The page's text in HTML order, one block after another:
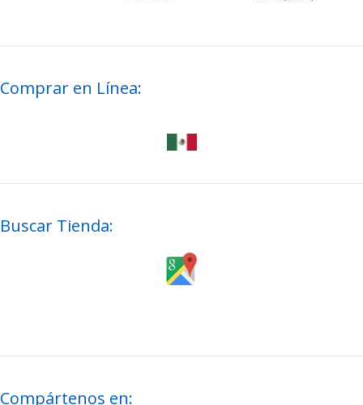
Comprar en Línea:
Buscar Tienda:
Compártenos en: